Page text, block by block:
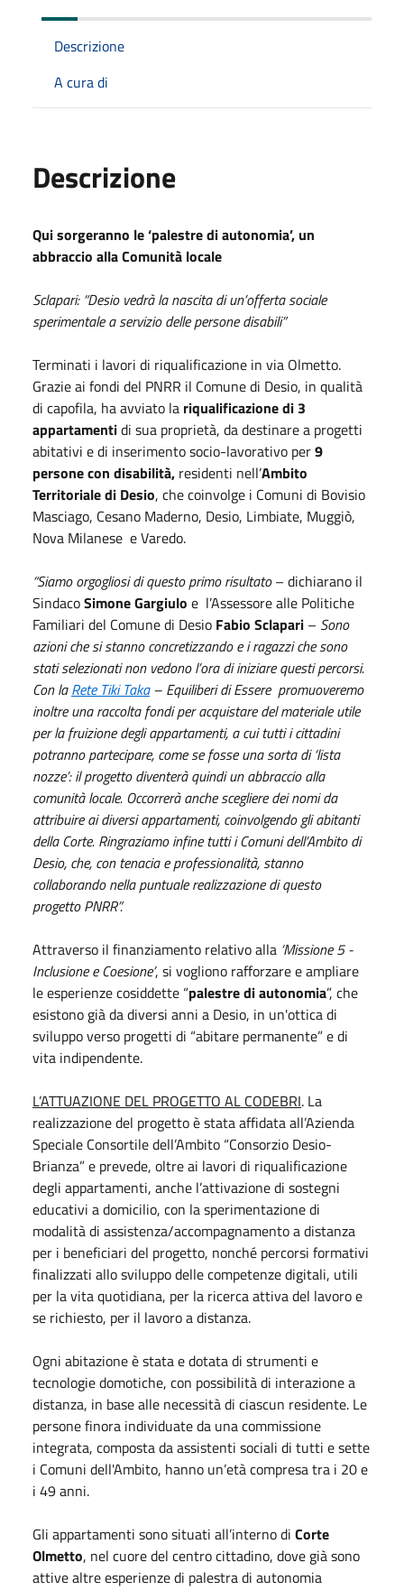
Descrizione
A cura di
Descrizione
Qui sorgeranno le ‘palestre di autonomia’, un
abbraccio alla Comunità locale
Sclapari: “Desio vedrà la nascita di un’offerta sociale
sperimentale a servizio delle persone disabili”
Terminati i lavori di riqualificazione in via Olmetto.
Grazie ai fondi del PNRR il Comune di Desio, in qualità
di capofila, ha avviato la riqualificazione di 3
appartamentidi sua proprietà, da destinare a progetti
abitativi e di inserimento socio-lavorativo per9
persone con disabilità, residenti nell’Ambito
Territoriale di Desio, che coinvolge i Comuni di Bovisio
Masciago, Cesano Maderno, Desio, Limbiate, Muggiò,
Nova Milanese e Varedo.
“Siamo orgogliosi di questo primo risultato– dichiarano il
SindacoSimone Gargiulo e l’Assessore alle Politiche
Familiari del Comune di Desio Fabio Sclapari – Sono
azioni che si stanno concretizzando e i ragazzi che sono
stati selezionati non vedono l’ora di iniziare questi percorsi.
Con laRete Tiki Taka– Equiliberi di Essere promuoveremo
inoltre una raccolta fondi per acquistare del materiale utile
per la fruizione degli appartamenti, a cui tutti i cittadini
potranno partecipare, come se fosse una sorta di ‘lista
nozze’: il progetto diventerà quindi un abbraccio alla
comunità locale. Occorrerà anche scegliere dei nomi da
attribuire ai diversi appartamenti, coinvolgendo gli abitanti
della Corte. Ringraziamo infine tutti i Comuni dell’Ambito di
Desio, che, con tenacia e professionalità, stanno
collaborando nella puntuale realizzazione di questo
progetto PNRR”.
Attraverso il finanziamento relativo alla ‘Missione 5 -
Inclusione e Coesione’, si vogliono rafforzare e ampliare
le esperienze cosiddette “palestre di autonomia”, che
esistono già da diversi anni a Desio, in un'ottica di
sviluppo verso progetti di “abitare permanente” e di
vita indipendente.
L’ATTUAZIONE DEL PROGETTO AL CODEBRI. La
realizzazione del progetto è stata affidata all’Azienda
Speciale Consortile dell’Ambito “Consorzio Desio-
Brianza” e prevede, oltre ai lavori di riqualificazione
degli appartamenti, anche l’attivazione di sostegni
educativi a domicilio, con la sperimentazione di
modalità di assistenza/accompagnamento a distanza
per i beneficiari del progetto, nonché percorsi formativi
finalizzati allo sviluppo delle competenze digitali, utili
per la vita quotidiana, per la ricerca attiva del lavoro e
se richiesto, per il lavoro a distanza.
Ogni abitazione è stata e dotata di strumenti e
tecnologie domotiche, con possibilità di interazione a
distanza, in base alle necessità di ciascun residente. Le
persone finora individuate da una commissione
integrata, composta da assistenti sociali di tutti e sette
i Comuni dell'Ambito, hanno un’età compresa tra i 20 e
i 49 anni.
Gli appartamenti sono situati all’interno di Corte
Olmetto, nel cuore del centro cittadino, dove già sono
attive altre esperienze di palestra di autonomia